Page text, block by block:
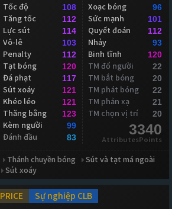
Tốc độ 108
Tăng tốc 112
Lực sút 114
Vô-lê 103
Penalty 112
Tạt bóng 120
Đá phạt 117
Sút xoáy 121
Khéo léo 121
Thăng bằng 123
Kèm người 99
Đánh đầu 83
Xoạc bóng 96
Sức mạnh 101
Quyết đoán 112
Nhảy 93
Binh tĩnh 120
TM đổ người 22
TM bắt bóng 20
TM phát bóng 22
TM phản xạ 21
TM chọn vị trí 20
3340
AttributesPoints
Thánh chuyền bóng
Sút và tạt má ngoài
Sút xoáy
PRICE
Sự nghiệp CLB